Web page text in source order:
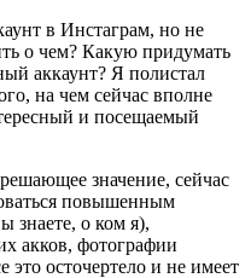
в Инстаграм, но не
о чем? Какую придумать
аккаунт? Я полистал
на чем сейчас вполне
и посещаемый
значение, сейчас
повышенным
знаете, о ком я),
акков, фотографии
это осточертело и не имеет